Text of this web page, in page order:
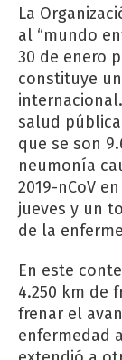
La
al “mundo
30 de enero
constituye
salud
que se son
neumonía
2019-nCoV
jueves y un
de la
En este
4.250 km de
frenar el
enfermedad